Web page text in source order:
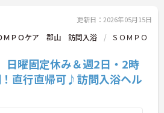
護と両立したい方も自分
「週20時間以上勤務」の
もあり、働き方に応じた
更新日：2026年05月15日
ＭＰＯケア 郡山 訪問入浴
ＳＯＭＰＯ
日曜固定休み＆週2日・2時
直行直帰可♪訪問入浴ヘル